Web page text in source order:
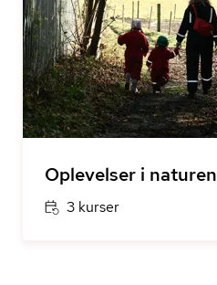
Oplevelser i naturen
3 kurser